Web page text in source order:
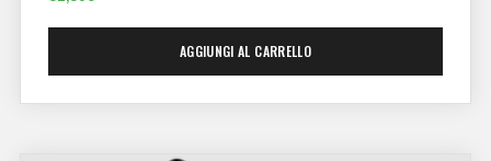
AGGIUNGI AL CARRELLO